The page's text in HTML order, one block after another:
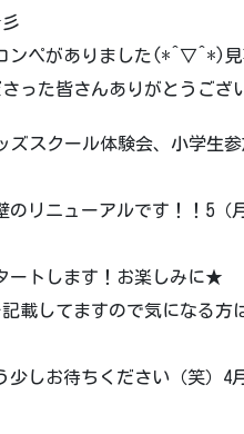
ンペがありました(*^▽^*)見
た皆さんありがとうござ
スクール体験会、小学生
リニューアルです！！5（
ートします！お楽しみに★
載してますので気になる方
しお待ちください（笑）4